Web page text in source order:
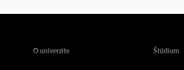
O univerzite Štúdium